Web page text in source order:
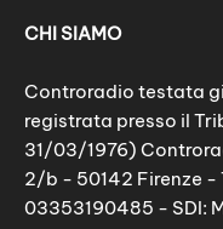
CHI SIAMO
Controradio testata
registrata presso il
31/03/1976)
2/b - 50142 Firenze -
03353190485 - SDI: